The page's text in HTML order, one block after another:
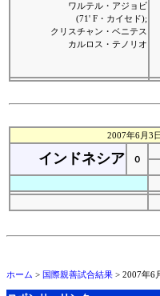
ワルテル・アジョビ
(71' F・カイセド);
クリスチャン・ベニテス
カルロス・テノリオ
2007年6月3
インドネシア ０
ホーム > 国際親善試合結果 > 2007年6